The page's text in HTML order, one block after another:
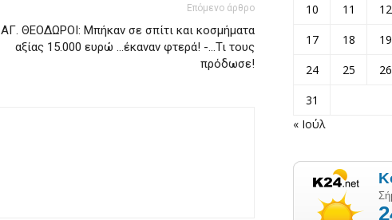
Επόμενο άρθρο
ΑΓ. ΘΕΟΔΩΡΟΙ: Μπήκαν σε σπίτι και κοσμήματα
αξίας 15.000 ευρώ …έκαναν φτερά! -…Τι τους
πρόδωσε!
10
11 12
17
18 19
24
25 26
31
« Ιούλ